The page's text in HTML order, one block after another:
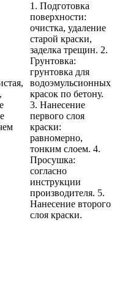
1. Подготовка
поверхности:
очистка, удаление
старой краски,
заделка трещин. 2.
Грунтовка:
грунтовка для
водоэмульсионных
красок по бетону.
3. Нанесение
первого слоя
краски:
равномерно,
тонким слоем. 4.
Просушка:
согласно
инструкции
производителя. 5.
Нанесение второго
слоя краски.